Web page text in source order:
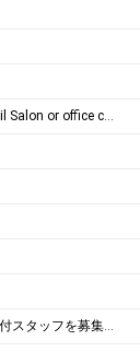
looking for someone open own Small business (Hair Salon, Massage, Nail Salon or office can be any jobs)
大型ショッピングモール内の正規マッサージ店で鍼灸師/マッサージ師/受付スタッフを募集しています。